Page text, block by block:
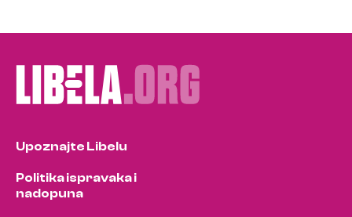
Upoznajte Libelu
Politika ispravaka i
nadopuna